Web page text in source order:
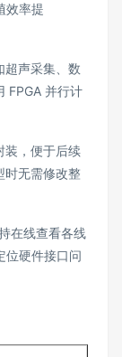
效率提
超声采集、数
FPGA 并行计
装，便于后续
时无需修改整
在线查看各线
位硬件接口问